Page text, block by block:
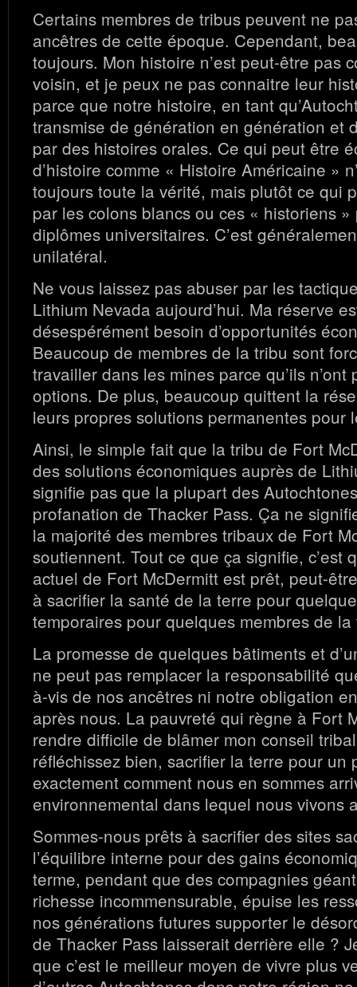
Certains membres de tribus peuvent ne
ancêtres de cette époque. Cependant,
toujours. Mon histoire n’est peut-être pas
voisin, et je peux ne pas connaitre leur
parce que notre histoire, en tant
transmise de génération en génération et
par des histoires orales. Ce qui peut être
d’histoire comme « Histoire Américaine »
toujours toute la vérité, mais plutôt ce qui
par les colons blancs ou ces « historiens
diplômes universitaires. C’est
unilatéral.
Ne vous laissez pas abuser par les
Lithium Nevada aujourd’hui. Ma réserve
désespérément besoin d’opportunités
Beaucoup de membres de la tribu sont
travailler dans les mines parce qu’ils n’ont
options. De plus, beaucoup quittent la
leurs propres solutions permanentes pour
Ainsi, le simple fait que la tribu de Fort
des solutions économiques auprès de
signifie pas que la plupart des
profanation de Thacker Pass. Ça ne
la majorité des membres tribaux de Fort
soutiennent. Tout ce que ça signifie, c’est
actuel de Fort McDermitt est prêt, peut-
à sacrifier la santé de la terre pour
temporaires pour quelques membres de la
La promesse de quelques bâtiments et
ne peut pas remplacer la responsabilité
à-vis de nos ancêtres ni notre obligation
après nous. La pauvreté qui règne à Fort
rendre difficile de blâmer mon conseil
réfléchissez bien, sacrifier la terre pour un
exactement comment nous en sommes
environnemental dans lequel nous vivons
Sommes-nous prêts à sacrifier des sites
l’équilibre interne pour des gains
terme, pendant que des compagnies
richesse incommensurable, épuise les
nos générations futures supporter le
de Thacker Pass laisserait derrière elle ?
que c’est le meilleur moyen de vivre plus